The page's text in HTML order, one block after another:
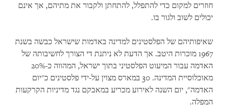
חוזרים למקום כדי להתפלל, להתחתן ולקבור את מתיהם, אך אינם
יכולים לשוב ולגור בו.
שאיפותיהם של הפלסטינים למדינה באדמות שישראל כבשה בשנת
1967 מוכרות היטב. אך הדעת לא ניתנת די הצורך לחשיבותה של
האדמה עבור המיעוט הפלסטיני בתוך ישראל, המהווה כ-20%
מאוכלוסיית המדינה. 30 במארס מצוין על-ידי פלסטינים כ"יום
האדמה", יום השנה לאירוע מכריע במאבקם נגד מדיניות הקרקעות
המפלה.